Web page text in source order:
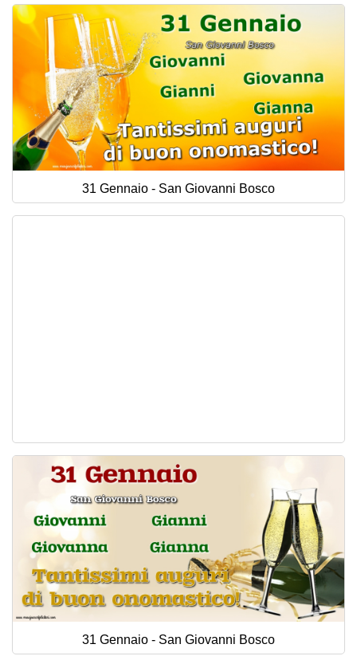
31 Gennaio - San Giovanni Bosco
31 Gennaio - San Giovanni Bosco